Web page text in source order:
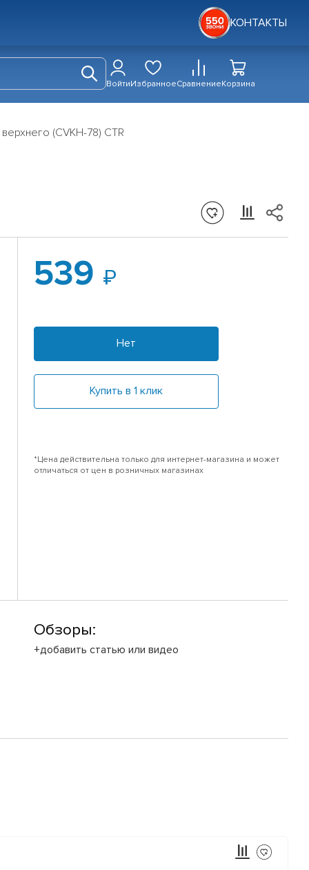
КОНТАКТЫ
ВойтиИзбранноеСравнениеКорзина
(CVKH-78) CTR
539
Нет
Купить в 1 клик
*Цена действительна только для интернет-магазина и может
отличаться от цен в розничных магазинах
Обзоры:
+добавить статью или видео